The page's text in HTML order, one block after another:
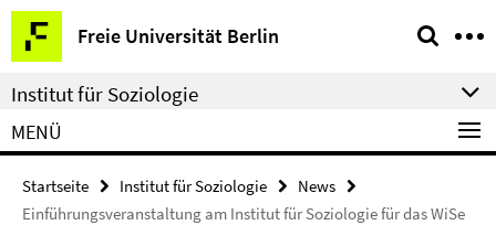
Springe
direkt
zu
Inhalt
Freie Universität Berlin
Service-
Navigation
Institut für Soziologie
MENÜ
Startseite Institut für Soziologie
News
Einführungsveranstaltung am Institut für Soziologie für das WiSe